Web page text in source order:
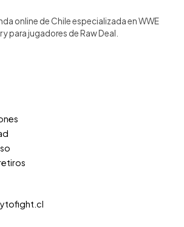
online de Chile especializada en WWE
para jugadores de Raw Deal.